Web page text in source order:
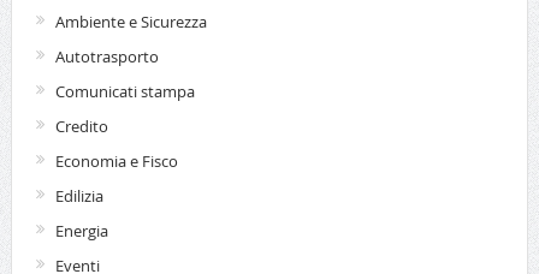
Ambiente e Sicurezza
Autotrasporto
Comunicati stampa
Credito
Economia e Fisco
Edilizia
Energia
Eventi